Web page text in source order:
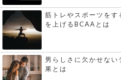
筋トレやスポーツを
を上げるBCAAとは
男らしさに欠かせな
果とは